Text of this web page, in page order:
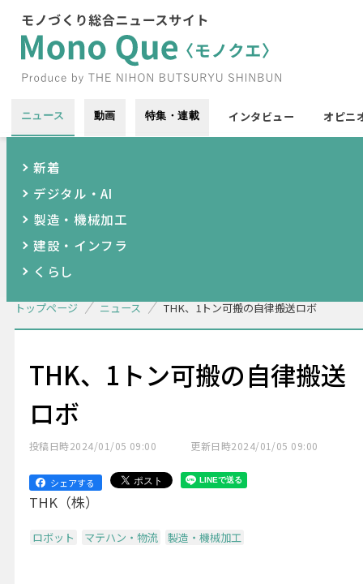
ニュース 動画 特集・連載 インタビュー オピニ
新着
デジタル・AI
製造・機械加工
建設・インフラ
くらし
トップページ ニュース THK、1トン可搬の自律搬送ロボ
THK、1トン可搬の自律搬送
ロボ
投稿日時2024/01/05 09:00 更新日時2024/01/05 09:00
シェアする
THK（株）
ロボット マテハン・物流 製造・機械加工